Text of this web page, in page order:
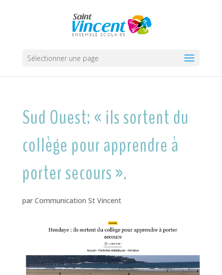
Sélectionner une page
Sud Ouest: « ils sortent du
collège pour apprendre à
porter secours ».
par Communication St Vincent